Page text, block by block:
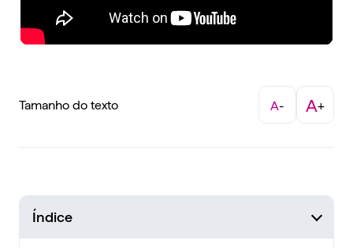
Tamanho do texto A- A+
Índice